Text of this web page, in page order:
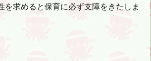
を求めると保育に必ず支障をきたしま